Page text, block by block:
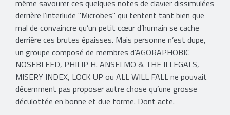
même savourer ces quelques notes de clavier dissimulées
derrière l’interlude "Microbes" qui tentent tant bien que
mal de convaincre qu’un petit cœur d’humain se cache
derrière ces brutes épaisses. Mais personne n’est dupe,
un groupe composé de membres d’AGORAPHOBIC
NOSEBLEED, PHILIP H. ANSELMO & THE ILLEGALS,
MISERY INDEX, LOCK UP ou ALL WILL FALL ne pouvait
décemment pas proposer autre chose qu’une grosse
déculottée en bonne et due forme. Dont acte.